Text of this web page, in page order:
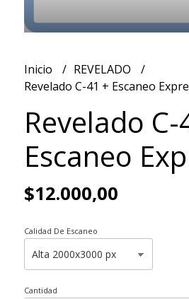
Inicio
REVELADO
Revelado C-41 + Escaneo
Revelado C-
Escaneo
$12.000,00
Calidad De Escaneo
Cantidad